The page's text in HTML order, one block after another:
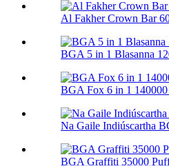
Al Fakher Crown Bar
BGA 5 in 1 Blasanna
BGA Fox 6 in 1 140000
Na Gaile Indiúscartha
BGA Graffiti 35000